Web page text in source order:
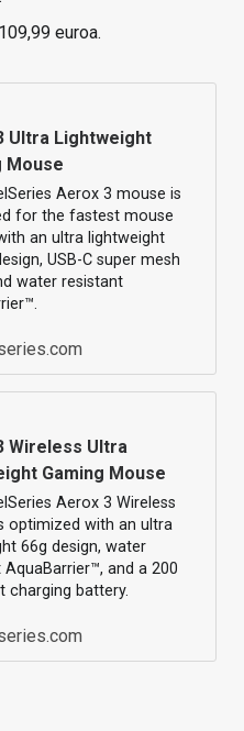
euroa.
Ultra Lightweight
Mouse
Aerox 3 mouse is
for the fastest mouse
an ultra lightweight
USB-C super mesh
water resistant
Wireless Ultra
Gaming Mouse
Aerox 3 Wireless
optimized with an ultra
66g design, water
and a 200
charging battery.